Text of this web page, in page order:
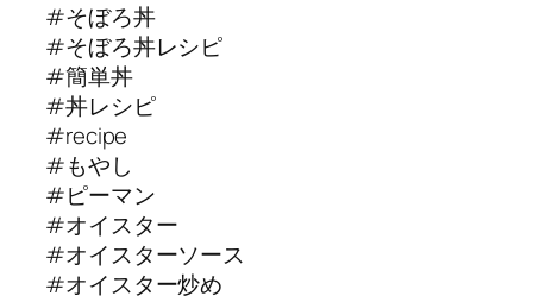
#そぼろ丼
#そぼろ丼レシピ
#簡単丼
#丼レシピ
#recipe
#もやし
#ピーマン
#オイスター
#オイスターソース
#オイスター炒め